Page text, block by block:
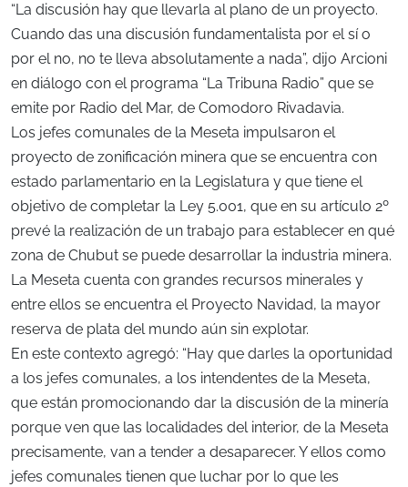
“La discusión hay que llevarla al plano de un proyecto.
Cuando das una discusión fundamentalista por el sí o
por el no, no te lleva absolutamente a nada”, dijo Arcioni
en diálogo con el programa “La Tribuna Radio” que se
emite por Radio del Mar, de Comodoro Rivadavia.
Los jefes comunales de la Meseta impulsaron el
proyecto de zonificación minera que se encuentra con
estado parlamentario en la Legislatura y que tiene el
objetivo de completar la Ley 5.001, que en su artículo 2º
prevé la realización de un trabajo para establecer en qué
zona de Chubut se puede desarrollar la industria minera.
La Meseta cuenta con grandes recursos minerales y
entre ellos se encuentra el Proyecto Navidad, la mayor
reserva de plata del mundo aún sin explotar.
En este contexto agregó: “Hay que darles la oportunidad
a los jefes comunales, a los intendentes de la Meseta,
que están promocionando dar la discusión de la minería
porque ven que las localidades del interior, de la Meseta
precisamente, van a tender a desaparecer. Y ellos como
jefes comunales tienen que luchar por lo que les